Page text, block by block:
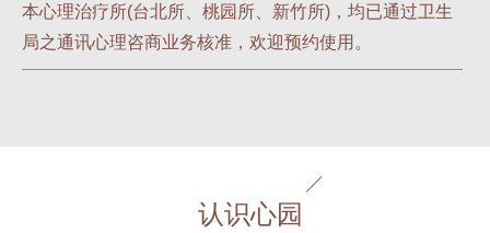
本心理治疗所(台北所、桃园所、新竹所)，均已通过卫生
局之通讯心理咨商业务核准，欢迎预约使用。
认识心园